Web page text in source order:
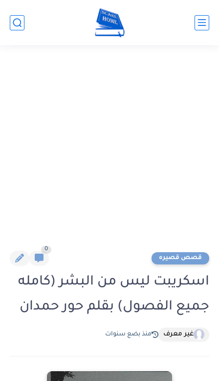
قصص قصيره
0
اسكريبت ليس من البشر (كامله
جميع الفصول) بقلم حور حمدان
غير معرف منذ بضع سنوات